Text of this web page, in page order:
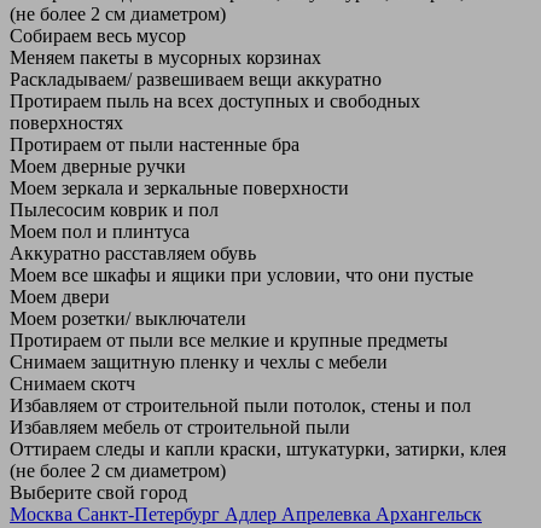
(не более 2 см диаметром)
Собираем весь мусор
Меняем пакеты в мусорных корзинах
Раскладываем/ развешиваем вещи аккуратно
Протираем пыль на всех доступных и свободных
поверхностях
Протираем от пыли настенные бра
Моем дверные ручки
Моем зеркала и зеркальные поверхности
Пылесосим коврик и пол
Моем пол и плинтуса
Аккуратно расставляем обувь
Моем все шкафы и ящики при условии, что они пустые
Моем двери
Моем розетки/ выключатели
Протираем от пыли все мелкие и крупные предметы
Снимаем защитную пленку и чехлы с мебели
Снимаем скотч
Избавляем от строительной пыли потолок, стены и пол
Избавляем мебель от строительной пыли
Оттираем следы и капли краски, штукатурки, затирки, клея
(не более 2 см диаметром)
Выберите свой город
Москва Санкт-Петербург Адлер Апрелевка Архангельск